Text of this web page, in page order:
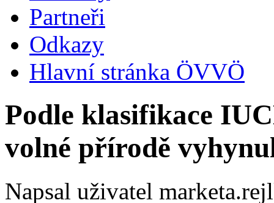
Partneři
Odkazy
Hlavní stránka ÖVVÖ
Podle klasifikace
volné přírodě
Napsal uživatel